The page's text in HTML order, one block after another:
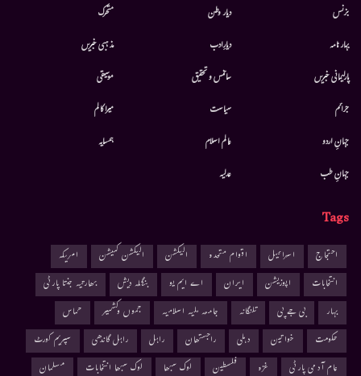
بزنس
بہار نامہ
پارلیمانی خبریں
جرائم
جہانِ اردو
جہانِ طب
دیار وطن
دیارِادب
سائنس و تحقیق
سیاست
عالم اسلام
عدلیہ
متحرك
مذہبی خبریں
موسيقى
میرا کالم
ہمسایہ
Tags
احتجاج اسرائیل اقوام متحدہ الیکشن الیکشن کمیشن
امریکہ
انتخابات
اپوزیشن ایران اے ایم یو بنگلہ دیش
بھارتیہ جنتا پارٹی
بہار
بی جے پی تلنگانہ جامعہ ملیہ اسلامیہ جموں وکشمیر
حماس
حکومت
خواتین دہلی راجستھان راہل راہل گاندھی
سپریم کورٹ
عام آدمی پارٹی
غزہ فلسطین لوک سبھا لوک سبھا انتخابات مسلمان